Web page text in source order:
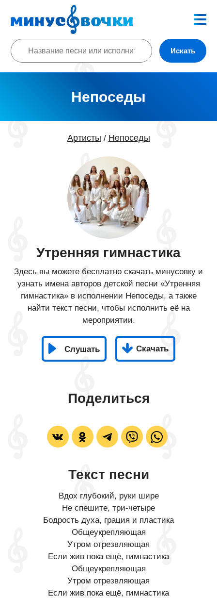
Искать
Непоседы
Артисты / Непоседы
Утренняя гимнастика
Здесь вы можете бесплатно скачать минусовку и
узнать имена авторов детской песни «Утренняя
гимнастика» в исполнении Непоседы, а также
найти текст песни, чтобы исполнить её на
мероприятии.
Слушать Скачать
Поделиться
Текст песни
Вдох глубокий, руки шире
Не спешите, три-четыре
Бодрость духа, грация и пластика
Общеукрепляющая
Утром отрезвляющая
Если жив пока ещё, гимнастика
Общеукрепляющая
Утром отрезвляющая
Если жив пока ещё, гимнастика